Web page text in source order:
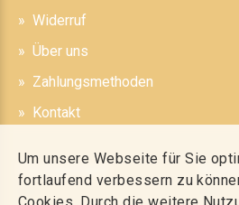
Um unsere Webseite für Sie
fortlaufend verbessern zu
Widerruf
Über uns
Zahlungsmethoden
Kontakt
Sicherheit